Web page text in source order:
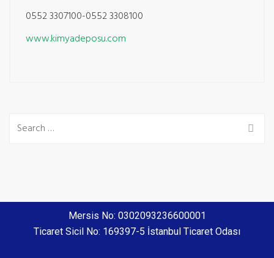
0552 3307100-0552 3308100
www.kimyadeposu.com
Mersis No: 0302093236600001
Ticaret Sicil No: 169397-5 İstanbul Ticaret Odası